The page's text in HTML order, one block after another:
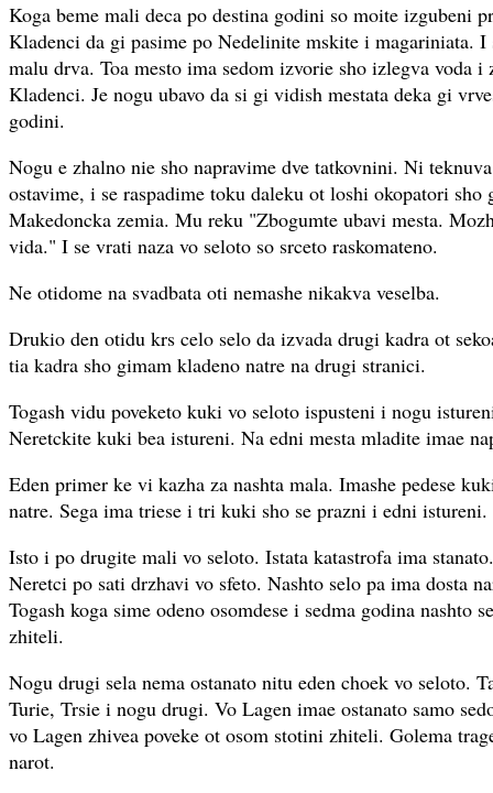
Koga beme mali deca po destina godini so moite izgubeni
Kladenci da gi pasime po Nedelinite mskite i magariniata. I
malu drva. Toa mesto ima sedom izvorie sho izlegva voda i
Kladenci. Je nogu ubavo da si gi vidish mestata deka gi
godini.
Nogu e zhalno nie sho napravime dve tatkovnini. Ni
ostavime, i se raspadime toku daleku ot loshi okopatori sho
Makedoncka zemia. Mu reku "Zbogumte ubavi mesta.
vida." I se vrati naza vo seloto so srceto raskomateno.
Ne otidome na svadbata oti nemashe nikakva veselba.
Drukio den otidu krs celo selo da izvada drugi kadra ot
tia kadra sho gimam kladeno natre na drugi stranici.
Togash vidu poveketo kuki vo seloto ispusteni i nogu
Neretckite kuki bea istureni. Na edni mesta mladite imae
Eden primer ke vi kazha za nashta mala. Imashe pedese
natre. Sega ima triese i tri kuki sho se prazni i edni istureni.
Isto i po drugite mali vo seloto. Istata katastrofa ima
Neretci po sati drzhavi vo sfeto. Nashto selo pa ima dosta
Togash koga sime odeno osomdese i sedma godina nashto
zhiteli.
Nogu drugi sela nema ostanato nitu eden choek vo seloto.
Turie, Trsie i nogu drugi. Vo Lagen imae ostanato samo
vo Lagen zhivea poveke ot osom stotini zhiteli. Golema
narot.